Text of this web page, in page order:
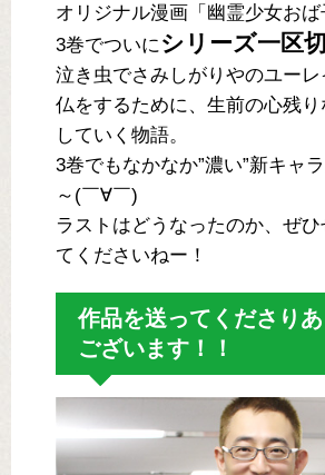
オリジナル漫画「幽霊少女おば
3巻でついにシリーズ一区
泣き虫でさみしがりやのユー
仏をするために、生前の心残
していく物語。
3巻でもなかなか”濃い”新キャ
～(￣∀￣)
ラストはどうなったのか、ぜ
てくださいねー！
作品を送ってくださり
ございます！！